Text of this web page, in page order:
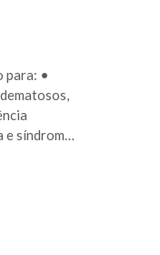
na
da
para: •
e síndrome
da